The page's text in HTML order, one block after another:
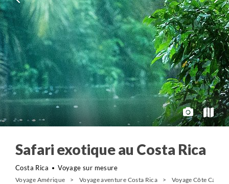
Safari exotique au Costa Rica
Costa Rica Voyage sur mesure
Voyage Amérique Voyage aventure Costa Rica Voyage Côte